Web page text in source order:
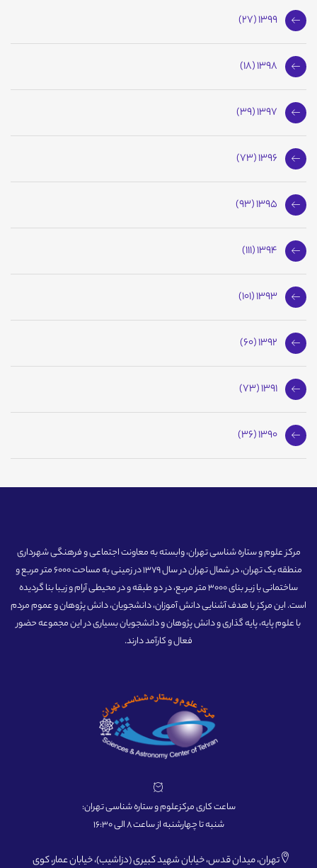
1399 (27)
1398 (18)
1397 (39)
1396 (73)
1395 (93)
1394 (111)
1393 (101)
1392 (60)
1391 (73)
1390 (36)
مرکز علوم و ستاره شناسی تهران، وابسته به معاونت اجتماعی و فرهنگی شهرداری
منطقه یک تهران، در شمال تهران در سال 1379 در زمینی به مساحت 6000 متر مربع و
ساختمانی با زیر بنای 3000 متر مربع، در دو طبقه و در محیطی آرام و زیبا بنا گردیده
است. این مرکز با هدف آشنایی دانش آموزان، دانشجویان، دانش پژوهان و عموم مردم
با علوم پایه، پایه گذاری و دانش پژوهان و دانشجویان بسیاری در این مجموعه حضور
فعال و کارآمد دارند.
ساعت کاری مرکزعلوم و ستاره شناسی تهران:
شنبه تا چهارشنبه از ساعت 8 الی 16:30
تهران، میدان قدس، خیابان شهید کبیری (دزاشیب)، خیابان عمار، کوی